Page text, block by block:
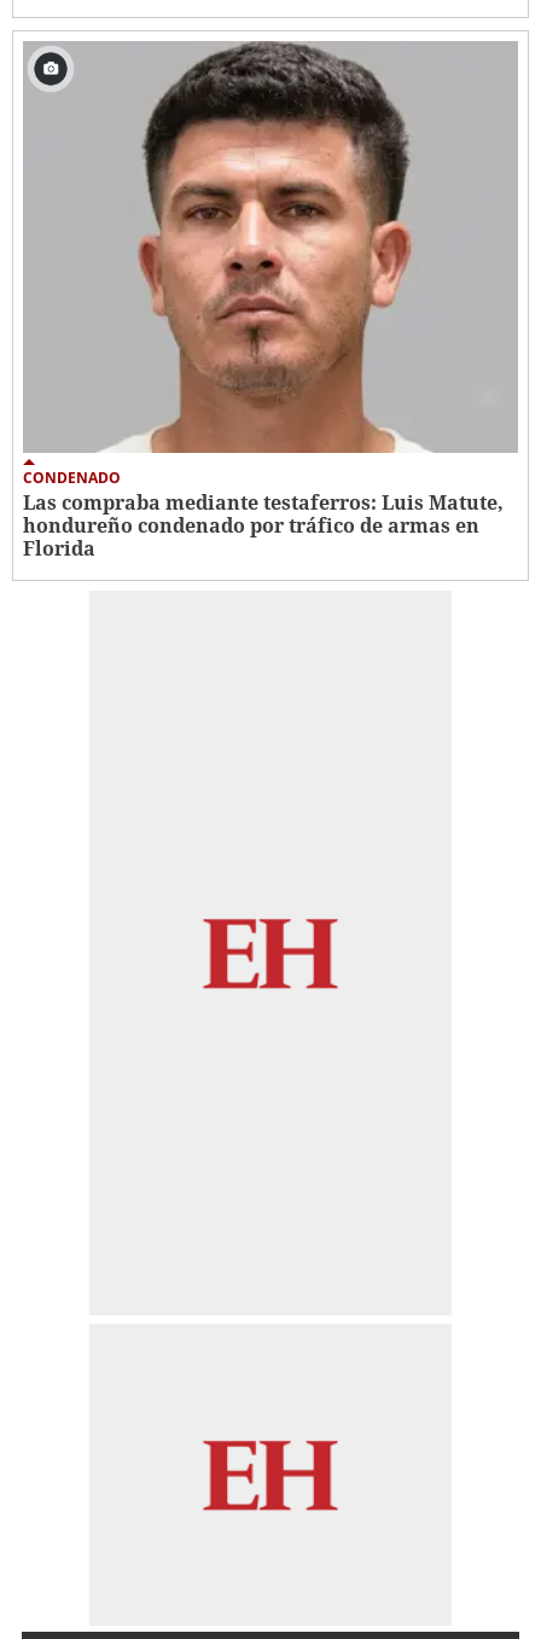
CONDENADO
Las compraba mediante testaferros: Luis Matute,
hondureño condenado por tráfico de armas en
Florida